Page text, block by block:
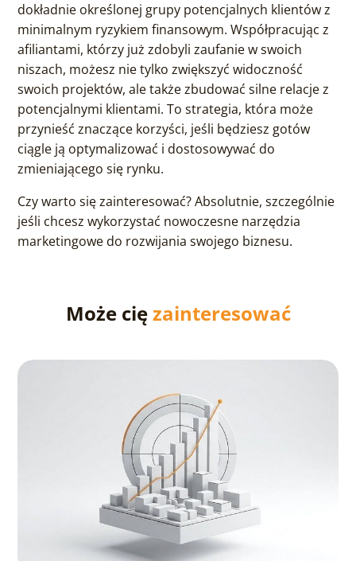
dokładnie określonej grupy potencjalnych klientów z
minimalnym ryzykiem finansowym. Współpracując z
afiliantami, którzy już zdobyli zaufanie w swoich
niszach, możesz nie tylko zwiększyć widoczność
swoich projektów, ale także zbudować silne relacje z
potencjalnymi klientami. To strategia, która może
przynieść znaczące korzyści, jeśli będziesz gotów
ciągle ją optymalizować i dostosowywać do
zmieniającego się rynku.
Czy warto się zainteresować? Absolutnie, szczególnie
jeśli chcesz wykorzystać nowoczesne narzędzia
marketingowe do rozwijania swojego biznesu.
Może cięzainteresować